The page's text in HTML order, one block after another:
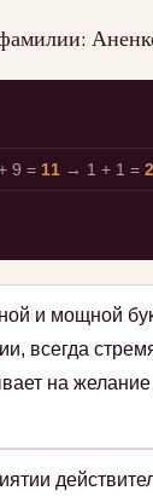
9 = 11 → 1 + 1 = 2
и мощной
всегда
на